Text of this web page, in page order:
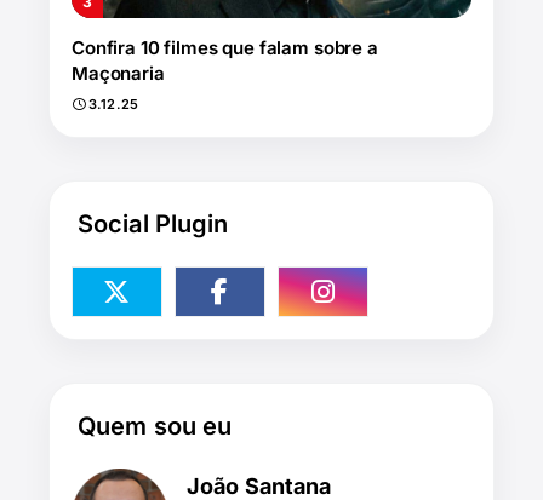
Confira 10 filmes que falam sobre a
Maçonaria
3.12.25
Social Plugin
Quem sou eu
João Santana